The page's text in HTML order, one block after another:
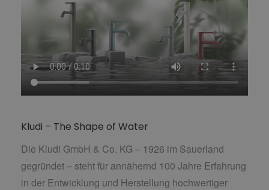
Kludi – The Shape of Water
Die Kludi GmbH & Co. KG – 1926 im Sauerland
gegründet – steht für annähernd 100 Jahre Erfahrung
in der Entwicklung und Herstellung hochwertiger